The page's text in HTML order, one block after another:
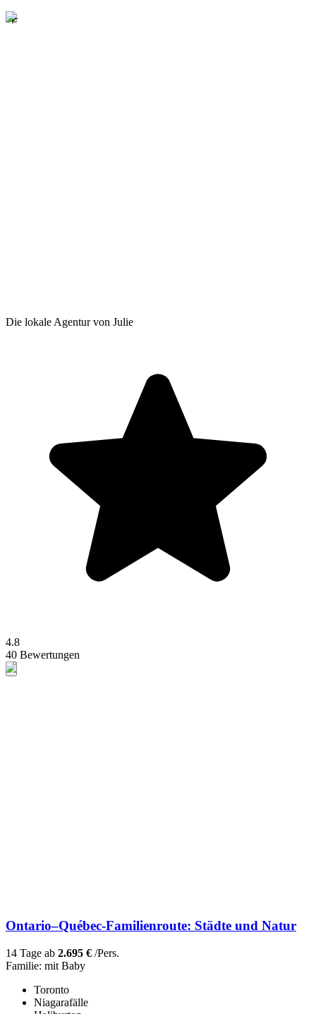
Die lokale Agentur von Julie
4.8
40 Bewertungen
Ontario–Québec-Familienroute: Städte und Natur
14 Tage ab 2.695 € /Pers.
Familie: mit Baby
Toronto
Niagarafälle